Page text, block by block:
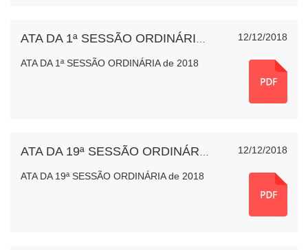
12/12/2018
ATA DA 1ª SESSÃO ORDINÁRIA de 2018
12/12/2018
ATA DA 19ª SESSÃO ORDINÁRIA de 2018